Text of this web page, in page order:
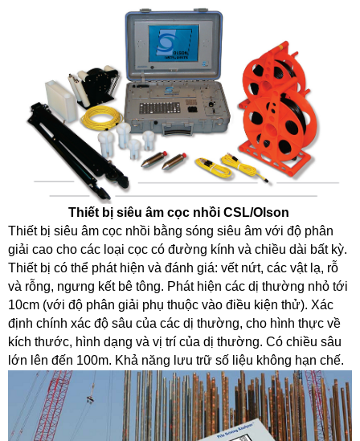
Thiếtbị siêu âm cọc nhồi CSL/Olson
Thiết bị siêu âm cọc nhồi bằng sóng siêu âm với độ phân
giải cao cho các loại cọc có đường kính và chiều dài bất kỳ.
Thiết bị có thể phát hiện và đánh giá: vết nứt, các vật lạ, rỗ
và rỗng, ngưng kết bê tông. Phát hiện các dị thường nhỏ tới
10cm (với độ phân giải phụ thuộc vào điều kiện thử). Xác
định chính xác độ sâu của các dị thường, cho hình thực về
kích thước, hình dạng và vị trí của dị thường. Có chiều sâu
lớn lên đến 100m. Khả năng lưu trữ số liệu không hạn chế.